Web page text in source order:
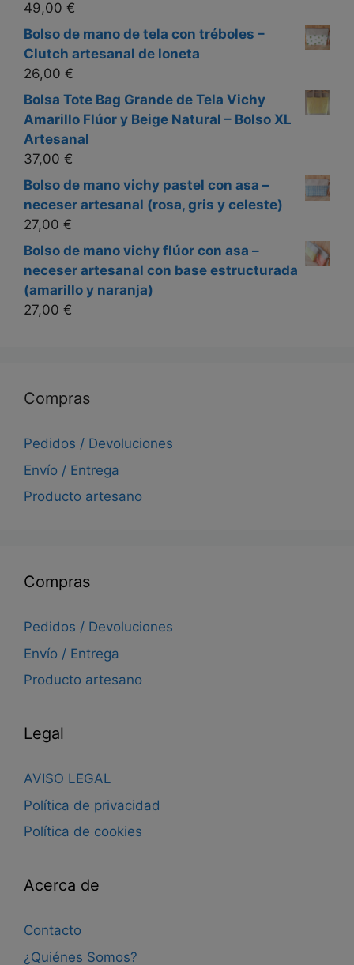
49,00 €
Bolso de mano de tela con tréboles –
Clutch artesanal de loneta
26,00 €
Bolsa Tote Bag Grande de Tela Vichy
Amarillo Flúor y Beige Natural – Bolso XL
Artesanal
37,00 €
Bolso de mano vichy pastel con asa –
neceser artesanal (rosa, gris y celeste)
27,00 €
Bolso de mano vichy flúor con asa –
neceser artesanal con base estructurada
(amarillo y naranja)
27,00 €
Compras
Pedidos / Devoluciones
Envío / Entrega
Producto artesano
Compras
Pedidos / Devoluciones
Envío / Entrega
Producto artesano
Legal
AVISO LEGAL
Política de privacidad
Política de cookies
Acerca de
Contacto
¿Quiénes Somos?